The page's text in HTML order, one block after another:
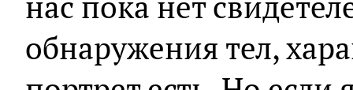
обнаружения тел,